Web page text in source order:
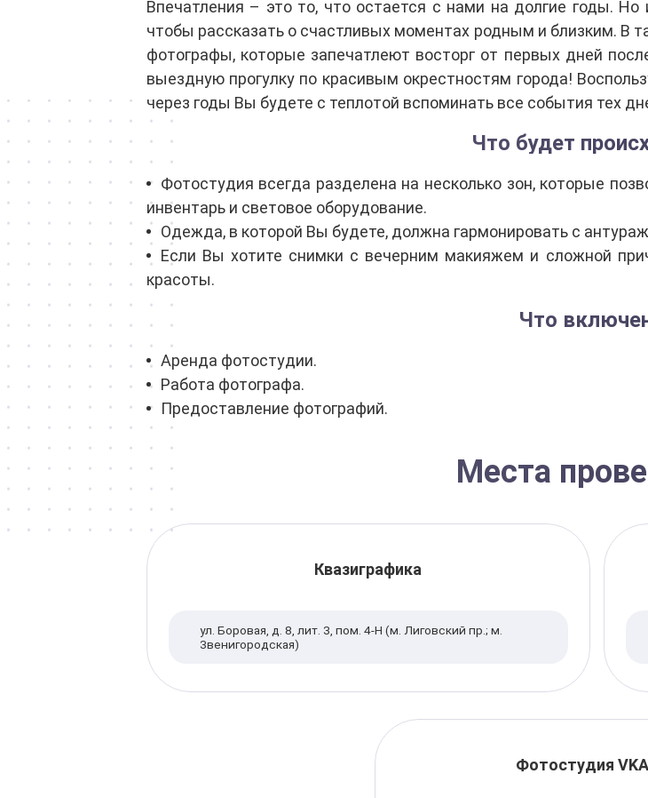
Впечатления – это то, что остается с нами на долгие годы.
чтобы рассказать о счастливых моментах родным и близким. В
фотографы, которые запечатлеют восторг от первых дней
выездную прогулку по красивым окрестностям города!
через годы Вы будете с теплотой вспоминать все события тех
Что будет
Фотостудия всегда разделена на несколько зон, которые
инвентарь и световое оборудование.
Одежда, в которой Вы будете, должна гармонировать с
Если Вы хотите снимки с вечерним макияжем и сложной
красоты.
Что
Аренда фотостудии.
Работа фотографа.
Предоставление фотографий.
Места
Квазиграфика
ул. Боровая, д. 8, лит. З, пом. 4-Н (м. Лиговский пр.; м.
Звенигородская)
Фотостудия